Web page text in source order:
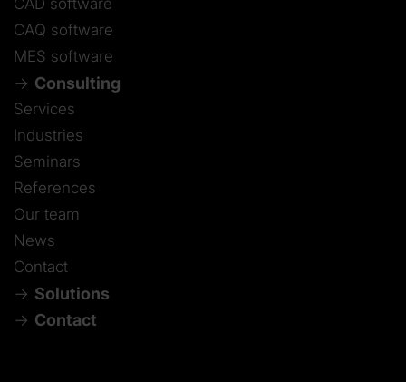
CAD software
CAQ software
MES software
Consulting
Services
Industries
Seminars
References
Our team
News
Contact
Solutions
Contact